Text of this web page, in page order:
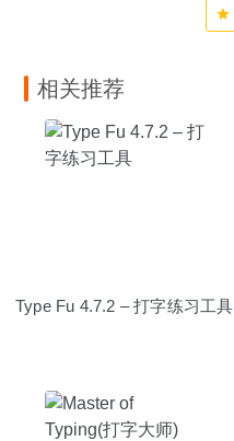
相关推荐
Type Fu 4.7.2 – 打字练习工具